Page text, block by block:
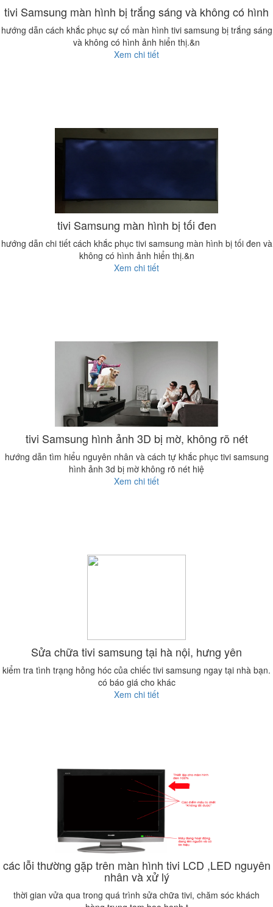
tivi Samsung màn hình bị trắng sáng và không có hình
hướng dẫn cách khắc phục sự cố màn hình tivi samsung bị trắng sáng
và không có hình ảnh hiển thị.&n
Xem chi tiết
tivi Samsung màn hình bị tối đen
hướng dẫn chi tiết cách khắc phục tivi samsung màn hình bị tối đen và
không có hình ảnh hiển thị.&n
Xem chi tiết
tivi Samsung hình ảnh 3D bị mờ, không rõ nét
hướng dẫn tìm hiểu nguyên nhân và cách tự khắc phục tivi samsung
hình ảnh 3d bị mờ không rõ nét hiệ
Xem chi tiết
Sửa chữa tivi samsung tại hà nội, hưng yên
kiểm tra tình trạng hỏng hóc của chiếc tivi samsung ngay tại nhà bạn.
có báo giá cho khác
Xem chi tiết
các lỗi thường gặp trên màn hình tivi LCD ,LED nguyên
nhân và xử lý
thời gian vửa qua trong quá trình sửa chữa tivi, chăm sóc khách